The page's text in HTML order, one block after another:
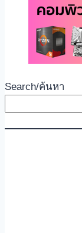
Search/ค้นหา